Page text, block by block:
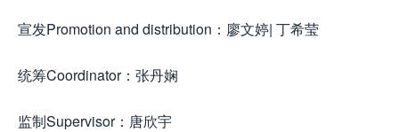
宣发Promotion and distribution：廖文婷| 丁希莹
统筹Coordinator：张丹娴
监制Supervisor：唐欣宇